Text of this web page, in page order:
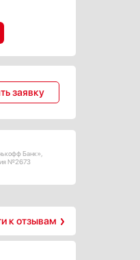
заявку
Банк»,
№2673
к отзывам